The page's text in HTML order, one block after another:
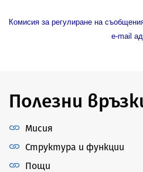
гр. София, ул.
Комисия за регулиране на
e-mail
Полезни
Мисия
Структура и функции
Пощи